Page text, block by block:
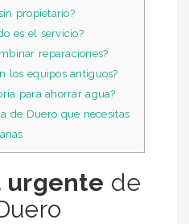
propietario?
es el servicio?
reparaciones?
los equipos antiguos?
para ahorrar agua?
de Duero que necesitas
urgente de